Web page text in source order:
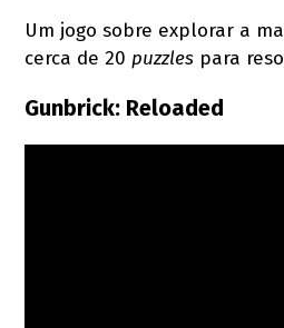
Um jogo sobre explorar a
cerca de 20 puzzles para
Gunbrick: Reloaded